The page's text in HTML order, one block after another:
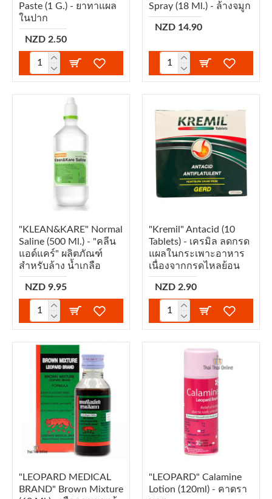
Paste (1 G.) - ยาทาแผล
ในปาก
NZD 2.50
Spray (18 Ml.) - ล้างจมูก
NZD 14.90
"KLEAN&KARE" Normal
Saline (500 Ml.) - "คลีน
แอด์แคร์" ผลิตภัณฑ์
สำหรับล้าง น้ำเกลือ
NZD 9.95
"Kremil" Antacid (10
Tablets) - เครมิล ลดกรด
แผลในกระเพาะอาหาร
เนื่องจากกรดไหลย้อน
NZD 2.90
"LEOPARD MEDICAL
BRAND" Brown Mixture
"LEOPARD" Calamine
Lotion (120ml) - คาดรา